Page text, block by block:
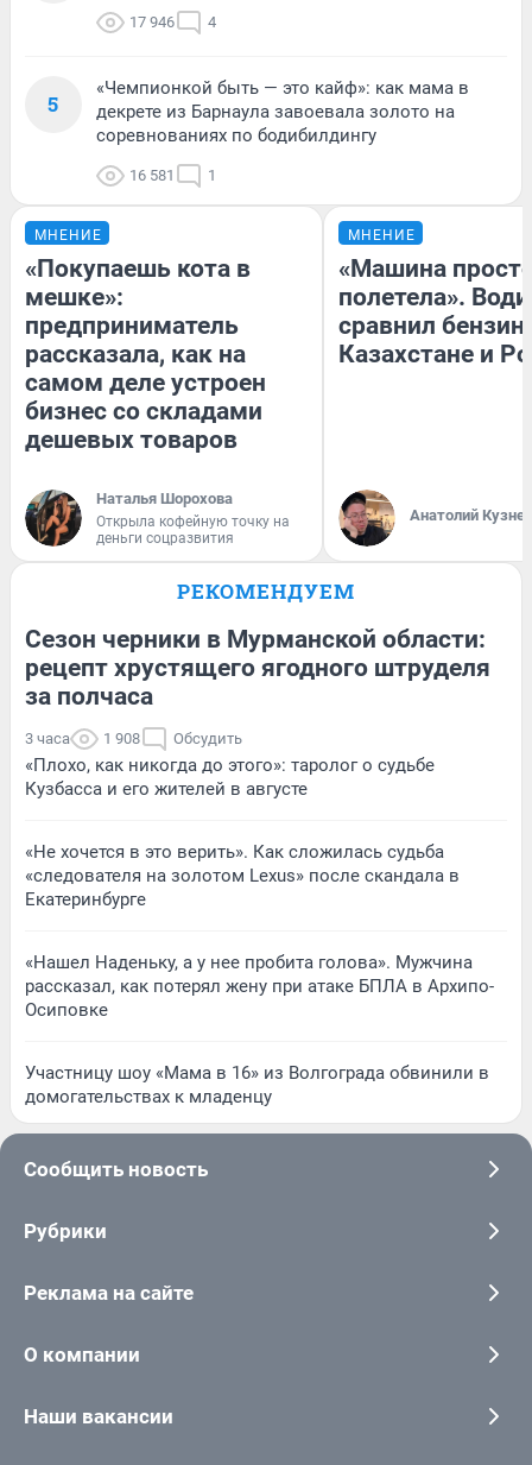
17 946 4
5
«Чемпионкой быть — это кайф»: как мама в
декрете из Барнаула завоевала золото на
соревнованиях по бодибилдингу
16 581 1
МНЕНИЕ
«Покупаешь кота в
мешке»:
предприниматель
рассказала, как на
самом деле устроен
бизнес со складами
дешевых товаров
Наталья Шорохова
Открыла кофейную точку на
деньги соцразвития
МНЕНИЕ
«Машина
полетела».
сравнил бензин
Казахстане и
Анатолий
РЕКОМЕНДУЕМ
Сезон черники в Мурманской области:
рецепт хрустящего ягодного штруделя
за полчаса
3 часа 1 908 Обсудить
«Плохо, как никогда до этого»: таролог о судьбе
Кузбасса и его жителей в августе
«Не хочется в это верить». Как сложилась судьба
«следователя на золотом Lexus» после скандала в
Екатеринбурге
«Нашел Наденьку, а у нее пробита голова». Мужчина
рассказал, как потерял жену при атаке БПЛА в Архипо-
Осиповке
Участницу шоу «Мама в 16» из Волгограда обвинили в
домогательствах к младенцу
Сообщить новость
Рубрики
Реклама на сайте
О компании
Наши вакансии